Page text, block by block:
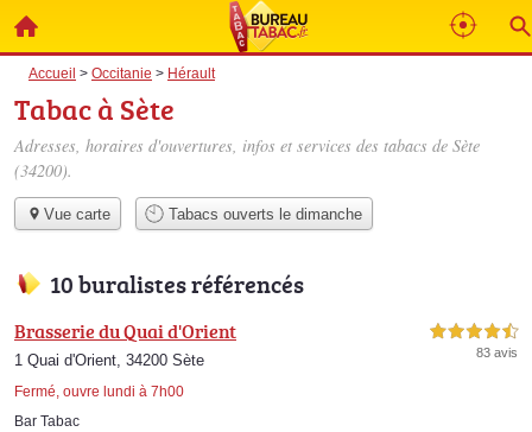
Accueil > Occitanie > Hérault
Tabac à Sète
Adresses, horaires d'ouvertures, infos et services des tabacs de Sète
(34200).
Vue carte Tabacs ouverts le dimanche
10 buralistes référencés
Brasserie du Quai d'Orient
1 Quai d'Orient, 34200 Sète
Fermé, ouvre lundi à 7h00
4,5 étoiles sur 5
83 avis
Bar Tabac